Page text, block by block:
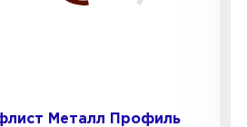
Металл Профиль